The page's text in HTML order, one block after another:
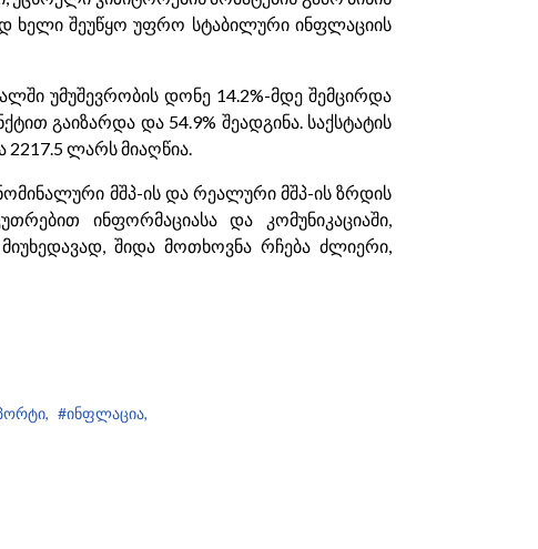
ხელი შეუწყო უფრო სტაბილური ინფლაციის
უმუშევრობის დონე 14.2%-მდე შემცირდა
გაიზარდა და 54.9% შეადგინა. საქსტატის
2217.5 ლარს მიაღწია.
მშპ-ის და რეალური მშპ-ის ზრდის
ინფორმაციასა და კომუნიკაციაში,
შიდა მოთხოვნა რჩება ძლიერი,
#ინფლაცია,